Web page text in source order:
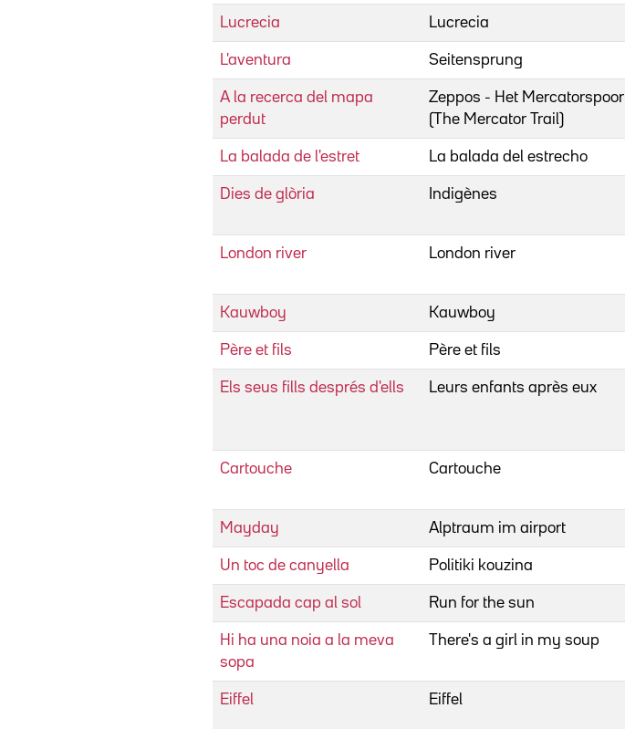
Lucrecia Lucrecia
L'aventura Seitensprung
A la recerca del mapa
perdut
Zeppos - Het Mercatorspoor
(The Mercator Trail)
La balada de l'estret La balada del estrecho
Dies de glòria Indigènes
London river London river
Kauwboy Kauwboy
Père et fils Père et fils
Els seus fills després d'ells Leurs enfants après eux
Cartouche Cartouche
Mayday Alptraum im airport
Un toc de canyella Politiki kouzina
Escapada cap al sol Run for the sun
Hi ha una noia a la meva
sopa
There's a girl in my soup
Eiffel Eiffel